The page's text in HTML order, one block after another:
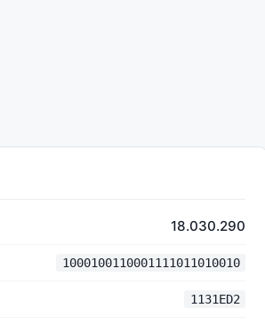
18.030.290
1000100110001111011010010
1131ED2